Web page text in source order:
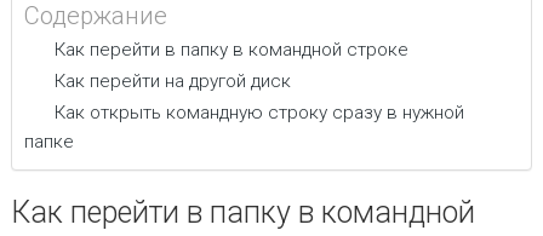
Содержание
Как перейти в папку в командной строке
Как перейти на другой диск
Как открыть командную строку сразу в нужной
папке
Как перейти в папку в командной